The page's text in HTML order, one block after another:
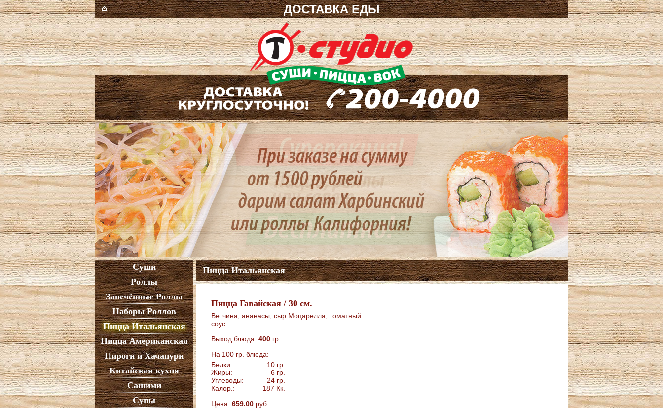
ДОСТАВКА ЕДЫ
Пицца Итальянская
Пицца Гавайская / 30 см.
Ветчина, ананасы, сыр Моцарелла, томатный
соус
Выход блюда: 400 гр.
На 100 гр. блюда:
Белки:
10 гр.
Жиры:
6 гр.
Углеводы:
24 гр.
Калор.:
187 Кк.
Цена: 659.00 руб.
Суши
Роллы
Запечённые Роллы
Наборы Роллов
Пицца Итальянская
Пицца Американская
Пироги и Хачапури
Китайская кухня
Сашими
Супы